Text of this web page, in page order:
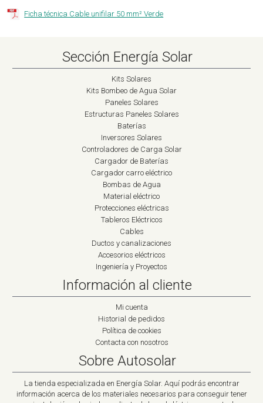
Ficha técnica Cable unifilar 50 mm² Verde
Sección Energía Solar
Kits Solares
Kits Bombeo de Agua Solar
Paneles Solares
Estructuras Paneles Solares
Baterías
Inversores Solares
Controladores de Carga Solar
Cargador de Baterías
Cargador carro eléctrico
Bombas de Agua
Material eléctrico
Protecciones eléctricas
Tableros Eléctricos
Cables
Ductos y canalizaciones
Accesorios eléctricos
Ingeniería y Proyectos
Información al cliente
Mi cuenta
Historial de pedidos
Política de cookies
Contacta con nosotros
Sobre Autosolar
La tienda especializada en Energía Solar. Aquí podrás encontrar
información acerca de los materiales necesarios para conseguir tener